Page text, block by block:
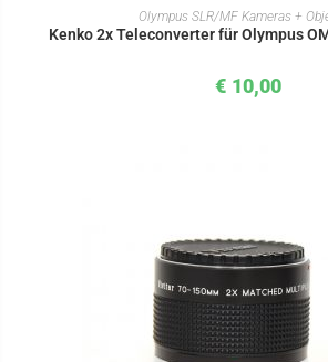
IN DEN WARENKORB
Olympus SLR/MF Kameras +
Kenko 2x Teleconverter für Olympus
€ 10,00